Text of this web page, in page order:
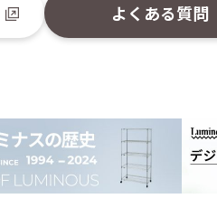
よくある質問